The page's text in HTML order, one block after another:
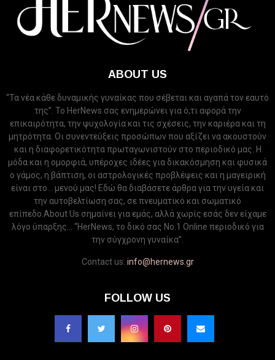
ABOUT US
“Τα νέα κάθε δυναμικής γυναίκας που σέβεται και αγαπά τον εαυτό
της”. Το HerNews σας ενημερώνει για ό,τι αφορά την
επικαιρότητα, την ψυχολογία και τις σχέσεις, την καριέρα και τη
μητρότητα. Οι συνεντεύξεις προσώπων που αξίζει να ακουστούν
και η διαφορετικότητα πρωταγωνιστούν στο περιοδικό μας. Η
μόδα και η ομορφιά, υπέροχες ιδέες για δικακόσμηση και φυσικά
ο γάμος, η βάπτιση, οι αστρολογικές προβλέψεις και η μαγειρική
είναι στο... μενού μας! Εδώ θα διαβάσετε άρθρα για την υγεία και
την αυτοβελτίωση σας, σε πνευματικό και σωματικό
επίπεδο.About Us σημαίνει για εμάς, αλλά χωρίς εσάς δεν είχαμε
λόγο ύπαρξης... “HerNews, το δικό σας Νo.1 Online περιοδικό για
την σύγχρονη γυναίκα”.
Contact us: info@hernews.gr
FOLLOW US